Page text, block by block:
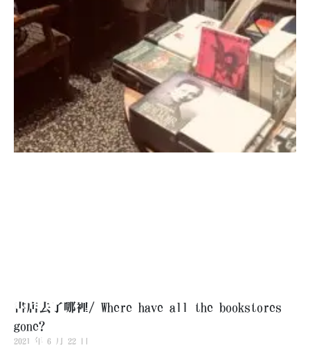
書店去了哪裡/ Where have all the bookstores
gone?
2021 年 6 月 22 日